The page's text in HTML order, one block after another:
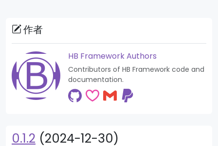
作者
HB Framework Authors
Contributors of HB Framework code and
documentation.
0.1.2 (2024-12-30)